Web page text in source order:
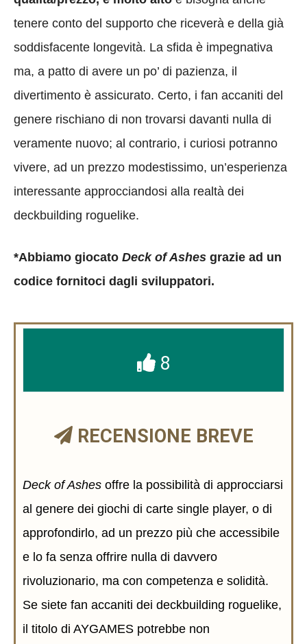
tenere conto del supporto che riceverà e della già
soddisfacente longevità. La sfida è impegnativa
ma, a patto di avere un po’ di pazienza, il
divertimento è assicurato. Certo, i fan accaniti del
genere rischiano di non trovarsi davanti nulla di
veramente nuovo; al contrario, i curiosi potranno
vivere, ad un prezzo modestissimo, un’esperienza
interessante approcciandosi alla realtà dei
deckbuilding roguelike.
*Abbiamo giocato Deck of Ashes grazie ad un
codice fornitoci dagli sviluppatori.
8
RECENSIONE BREVE
Deck of Ashes offre la possibilità di approcciarsi
al genere dei giochi di carte single player, o di
approfondirlo, ad un prezzo più che accessibile
e lo fa senza offrire nulla di davvero
rivoluzionario, ma con competenza e solidità.
Se siete fan accaniti dei deckbuilding roguelike,
il titolo di AYGAMES potrebbe non